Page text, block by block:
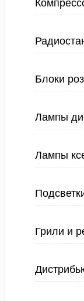
Блоки
Лампы
Лампы
Грили и